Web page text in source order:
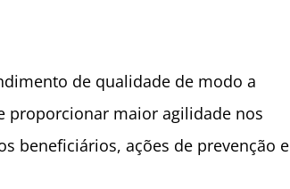
de qualidade de modo a
proporcionar maior agilidade nos
beneficiários, ações de prevenção e